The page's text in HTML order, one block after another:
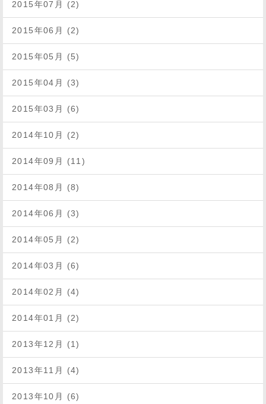
2015年07月 (2)
2015年06月 (2)
2015年05月 (5)
2015年04月 (3)
2015年03月 (6)
2014年10月 (2)
2014年09月 (11)
2014年08月 (8)
2014年06月 (3)
2014年05月 (2)
2014年03月 (6)
2014年02月 (4)
2014年01月 (2)
2013年12月 (1)
2013年11月 (4)
2013年10月 (6)